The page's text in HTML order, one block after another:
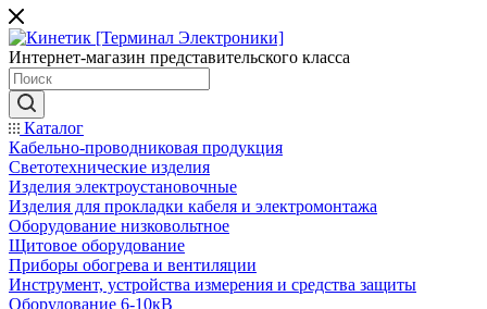
Интернет-магазин представительского класса
Каталог
Кабельно-проводниковая продукция
Светотехнические изделия
Изделия электроустановочные
Изделия для прокладки кабеля и электромонтажа
Оборудование низковольтное
Щитовое оборудование
Приборы обогрева и вентиляции
Инструмент, устройства измерения и средства защиты
Оборудование 6-10кВ